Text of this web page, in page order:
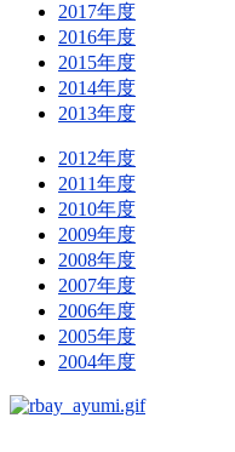
2017年度
2016年度
2015年度
2014年度
2013年度
2012年度
2011年度
2010年度
2009年度
2008年度
2007年度
2006年度
2005年度
2004年度